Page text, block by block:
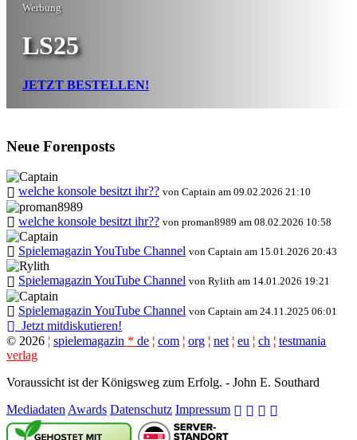
Werbung
LS25
JETZT BESTELLEN!
Neue Forenposts
welche konsole besitzt ihr?? von Captain am 09.02.2026 21:10
welche konsole besitzt ihr?? von proman8989 am 08.02.2026 10:58
Spielemagazin YouTube Channel von Captain am 15.01.2026 20:43
Spielemagazin YouTube Channel von Rylith am 14.01.2026 19:21
Spielemagazin YouTube Channel von Captain am 24.11.2025 06:01
Jetzt mitdiskutieren!
© 2026 ¦ spielemagazin * de ¦ com ¦ org ¦ net ¦ eu ¦ ch ¦ testmania
verlag
Voraussicht ist der Königsweg zum Erfolg. - John E. Southard
Mediadaten Awards Datenschutz Impressum